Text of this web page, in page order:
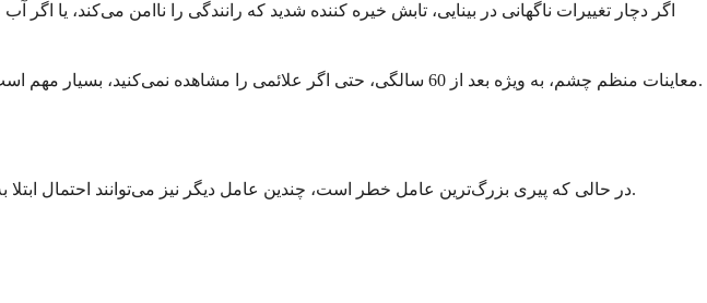
اگر دچار تغییرات ناگهانی در بینایی، تابش خیره کننده شدید که رانندگی را ناامن می‌کند، یا
معاینات منظم چشم، به ویژه بعد از 60 سالگی، حتی اگر علائمی را مشاهده نمی‌کنید، بسیار مهم است. پزشک شما می‌تواند آب مروارید را قبل از اینکه به طور قابل توجهی بر بینایی شما تأثیر بگذارد، تشخیص دهد.
در حالی که پیری بزرگ‌ترین عامل خطر است، چندین عامل دیگر نیز می‌توانند احتمال ابتلا به آب مروارید را افزایش دهند. برخی از این عوامل را می‌توانید کنترل کنید، در حالی که برخی دیگر را نمی‌توانید.